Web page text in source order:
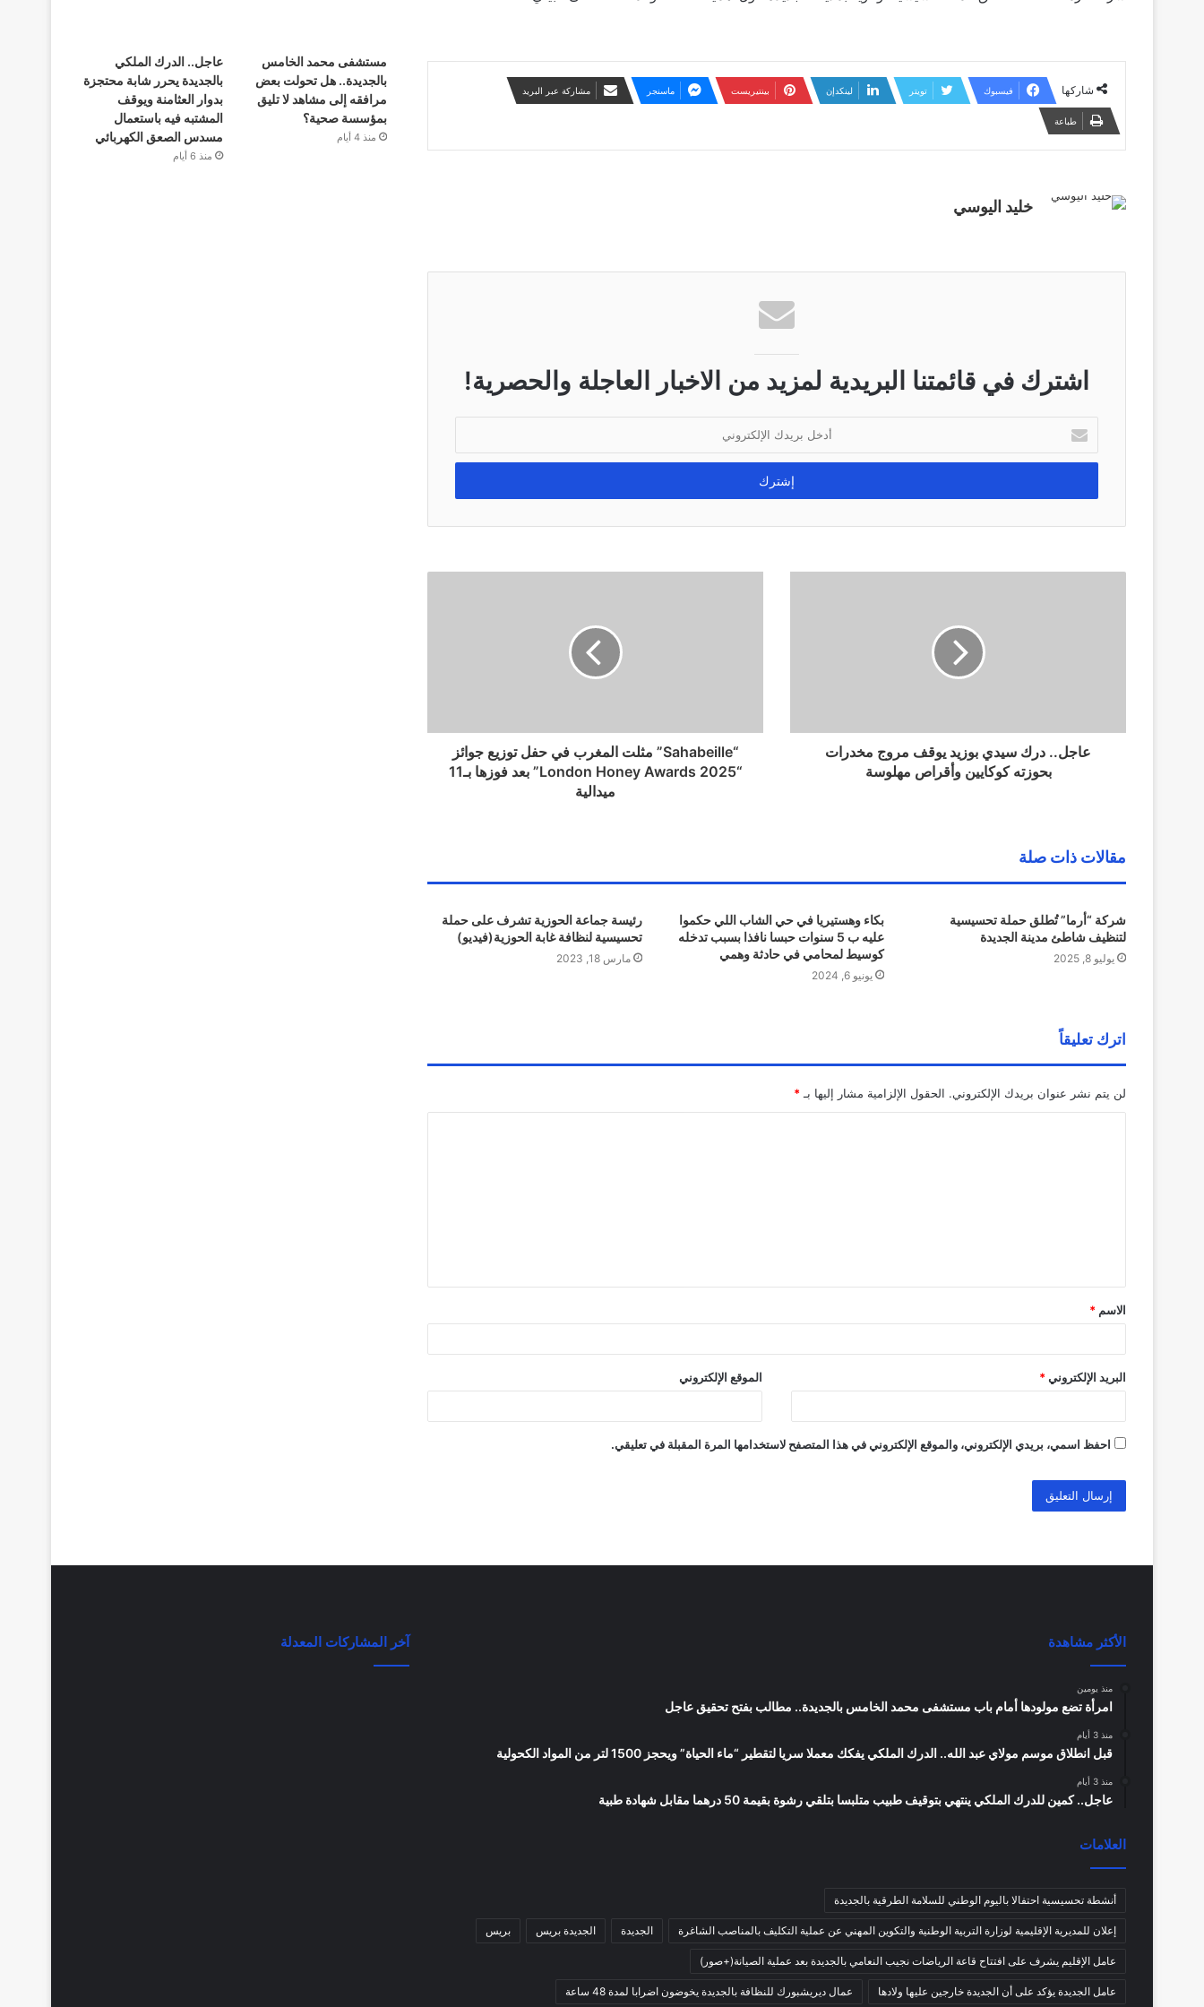
شاركها فيسبوك تويتر لينكدإن بينتيريست ماسنجر مشاركة عبر البريد
طباعة
خليد اليوسي
اشترك في قائمتنا البريدية لمزيد من الاخبار العاجلة والحصرية!
خ
ب
ك
عاجل.. درك سيدي بوزيد يوقف مروج مخدرات
بحوزته كوكايين وأقراص مهلوسة
“Sahabeille” مثلت المغرب في حفل توزيع جوائز
“London Honey Awards 2025” بعد فوزها بـ11
ميدالية
مقالات ذات صلة
شركة “أرما” تُطلق حملة تحسيسية
لتنظيف شاطئ مدينة الجديدة
يوليو 8, 2025
بكاء وهستيريا في حي الشاب اللي حكموا
عليه ب 5 سنوات حبسا نافذا بسبب تدخله
كوسيط لمحامي في حادثة وهمي
يونيو 6, 2024
رئيسة جماعة الحوزية تشرف على حملة
تحسيسية لنظافة غابة الحوزية(فيديو)
مارس 18, 2023
اترك تعليقاً
لن يتم نشر عنوان بريدك الإلكتروني. الحقول الإلزامية مشار إليها بـ *
ق
*
الاسم *
البريد الإلكتروني * الموقع الإلكتروني
احفظ اسمي، بريدي الإلكتروني، والموقع الإلكتروني في هذا المتصفح لاستخدامها المرة المقبلة في تعليقي.
مستشفى محمد الخامس
بالجديدة.. هل تحولت بعض
مرافقه إلى مشاهد لا تليق
بمؤسسة صحية؟
منذ 4 أيام
عاجل.. الدرك الملكي
بالجديدة يحرر شابة محتجزة
بدوار العثامنة ويوقف
المشتبه فيه باستعمال
مسدس الصعق الكهربائي
منذ 6 أيام
الأكثر مشاهدة
منذ يومين
امرأة تضع مولودها أمام باب مستشفى محمد الخامس بالجديدة.. مطالب بفتح تحقيق عاجل
منذ 3 أيام
قبل انطلاق موسم مولاي عبد الله.. الدرك الملكي يفكك معملا سريا لتقطير “ماء الحياة” ويحجز 1500 لتر من المواد الكحولية
منذ 3 أيام
عاجل.. كمين للدرك الملكي ينتهي بتوقيف طبيب متلبسا بتلقي رشوة بقيمة 50 درهما مقابل شهادة طبية
العلامات
أنشطة تحسيسية احتفالا باليوم الوطني للسلامة الطرقية بالجديدة
إعلان للمديرية الإقليمية لوزارة التربية الوطنية والتكوين المهني عن عملية التكليف بالمناصب الشاغرة الجديدة الجديدة بريس بريس
عامل الإقليم يشرف على افتتاح قاعة الرياضات نجيب النعامي بالجديدة بعد عملية الصيانة(+صور)
عامل الجديدة يؤكد على أن الجديدة خارجين عليها ولادها عمال ديريشبورك للنظافة بالجديدة يخوضون اضرابا لمدة 48 ساعة
آخر المشاركات المعدلة